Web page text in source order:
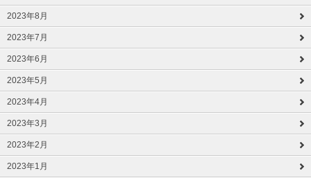
2023年8月
2023年7月
2023年6月
2023年5月
2023年4月
2023年3月
2023年2月
2023年1月